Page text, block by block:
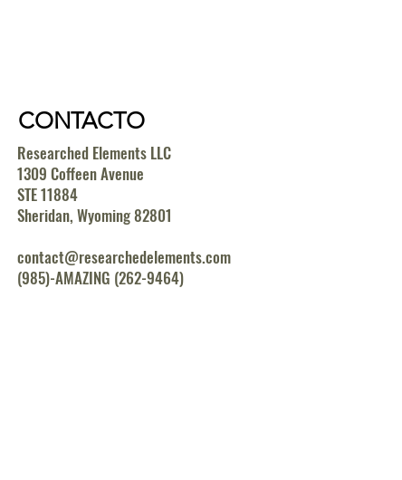
CONTACTO
Researched Elements LLC
1309 Coffeen Avenue
STE 11884
Sheridan, Wyoming 82801
contact@researchedelements.com
(985)-AMAZING (262-9464)